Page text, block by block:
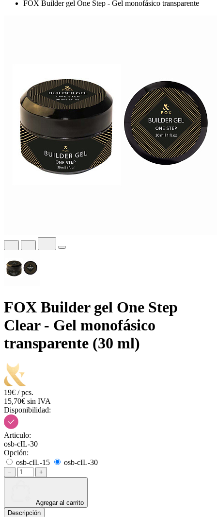
FOX Builder gel One Step - Gel monofásico transparente
FOX Builder gel One Step
Clear - Gel monofásico
transparente (30 ml)
19€ / pcs.
15,70€ sin IVA
Disponibilidad:
Articulo:
osb-cIL-30
Opción:
osb-cIL-15
osb-cIL-30
− +
Agregar al carrito
Descripción